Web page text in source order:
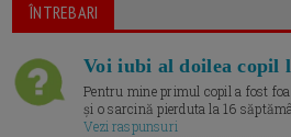
ÎNTREBARI
Voi iubi al doilea copil
Pentru mine primul copil a fost
și o sarcină pierduta la 16
Vezi raspunsuri